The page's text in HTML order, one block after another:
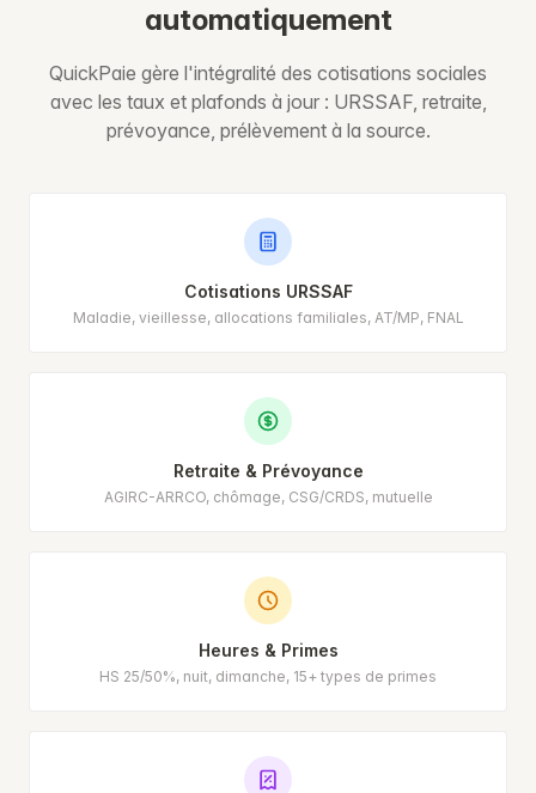
automatiquement
QuickPaie gère l'intégralité des cotisations sociales
avec les taux et plafonds à jour : URSSAF, retraite,
prévoyance, prélèvement à la source.
Cotisations URSSAF
Maladie, vieillesse, allocations familiales, AT/MP, FNAL
Retraite & Prévoyance
AGIRC-ARRCO, chômage, CSG/CRDS, mutuelle
Heures & Primes
HS 25/50%, nuit, dimanche, 15+ types de primes